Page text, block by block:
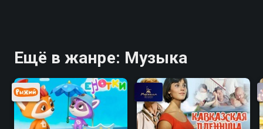
Ещё в жанре: Музыка